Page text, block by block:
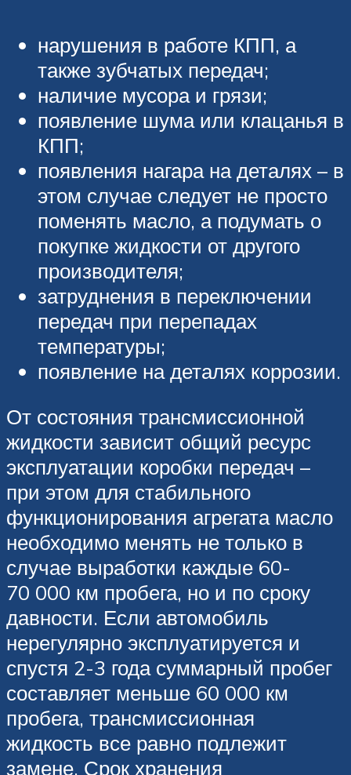
нарушения в работе КПП, а
также зубчатых передач;
наличие мусора и грязи;
появление шума или клацанья в
КПП;
появления нагара на деталях – в
этом случае следует не просто
поменять масло, а подумать о
покупке жидкости от другого
производителя;
затруднения в переключении
передач при перепадах
температуры;
появление на деталях коррозии.
От состояния трансмиссионной
жидкости зависит общий ресурс
эксплуатации коробки передач –
при этом для стабильного
функционирования агрегата масло
необходимо менять не только в
случае выработки каждые 60-
70 000 км пробега, но и по сроку
давности. Если автомобиль
нерегулярно эксплуатируется и
спустя 2-3 года суммарный пробег
составляет меньше 60 000 км
пробега, трансмиссионная
жидкость все равно подлежит
замене. Срок хранения